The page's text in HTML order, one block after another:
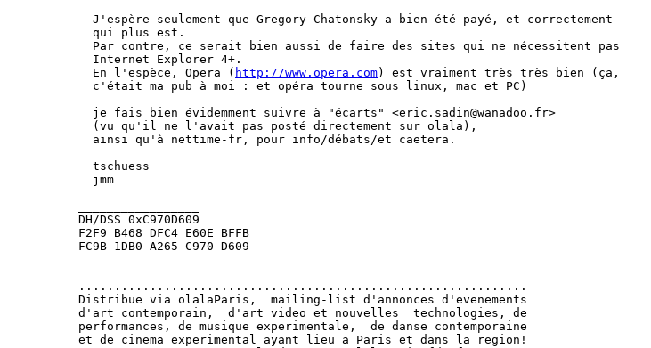
  J'espère seulement que Gregory Chatonsky a bien été payé, et correctement
  qui plus est.
  Par contre, ce serait bien aussi de faire des sites qui ne nécessitent pas
  Internet Explorer 4+.
  En l'espèce, Opera (
http://www.opera.com) est vraiment très très bien (ça,
  c'était ma pub à moi : et opéra tourne sous linux, mac et PC)
  je fais bien évidemment suivre à "écarts" <eric.sadin@wanadoo.fr>
  (vu qu'il ne l'avait pas posté directement sur olala),
  ainsi qu'à nettime-fr, pour info/débats/et caetera.
  tschuess
  jmm
DH/DSS 0xC970D609
F2F9 B468 DFC4 E60E BFFB
FC9B 1DB0 A265 C970 D609
...............................................................
Distribue via olalaParis,  mailing-list d'annonces d'evenements
d'art contemporain,  d'art video et nouvelles  technologies, de
performances, de musique experimentale,  de danse contemporaine
et de cinema experimental ayant lieu a Paris et dans la region!